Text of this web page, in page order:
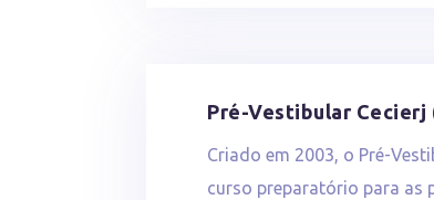
Pré-Vestibular Cecierj
Criado em 2003, o Pré-
curso preparatório para as